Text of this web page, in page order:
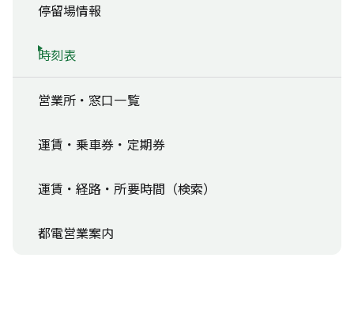
停留場情報
時刻表
営業所・窓口一覧
運賃・乗車券・定期券
運賃・経路・所要時間（検索）
都電営業案内